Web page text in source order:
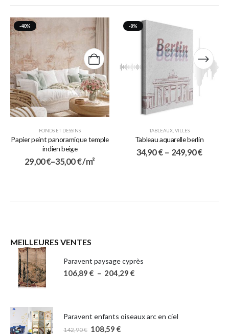
-40%
FONDS ET DESSINS
Papier peint panoramique temple
indien beige
29,00€–35,00€/ m²
-8%
TABLEAUX, VILLES
Tableau aquarelle berlin
34,90€ – 249,90€
MEILLEURES VENTES
Paravent paysage cyprès
106,89 € – 204,29 €
Paravent enfants oiseaux arc en ciel
142,90€ 108,59 €